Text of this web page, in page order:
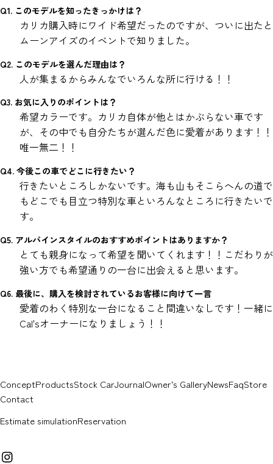
Q1. このモデルを知ったきっかけは？
カリカ購入時にワイド希望だったのですが、ついに出たと
ムーンアイズのイベントで知りました。
Q2. このモデルを選んだ理由は？
人が集まるからみんなでいろんな所に行ける！！
Q3. お気に入りのポイントは？
希望カラーです。カリカ自体が他とはかぶらない車です
が、その中でも自分たちが選んだ色に愛着があります！！
唯一無二！！
Q4. 今後この車でどこに行きたい？
行きたいところしかないです。海も山もそこらへんの道で
もどこでも目立つ特別な車といろんなところに行きたいで
す。
Q5. アルパインスタイルのおすすめポイントはありますか？
とても親身になって希望を聞いてくれます！！こだわりが
強い方でも希望通りの一台に出会えると思います。
Q6. 最後に、購入を検討されているお客様に向けて一言
愛着のわく特別な一台になること間違いなしです！一緒に
Cal'sオーナーになりましょう！！
ConceptProductsStock CarJournalOwner’s GalleryNewsFaqStore
Contact
Estimate simulationReservation
イ